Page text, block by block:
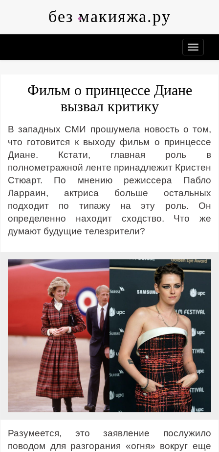
без макияжа.ру
Фильм о принцессе Диане
вызвал критику
В западных СМИ прошумела новость о том,
что готовится к выходу фильм о принцессе
Диане. Кстати, главная роль в
полнометражной ленте принадлежит Кристен
Стюарт. По мнению режиссера Пабло
Ларраин, актриса больше остальных
подходит по типажу на эту роль. Он
определенно находит сходство. Что же
думают будущие телезрители?
Разумеется, это заявление послужило
поводом для разгорания «огня» вокруг еще